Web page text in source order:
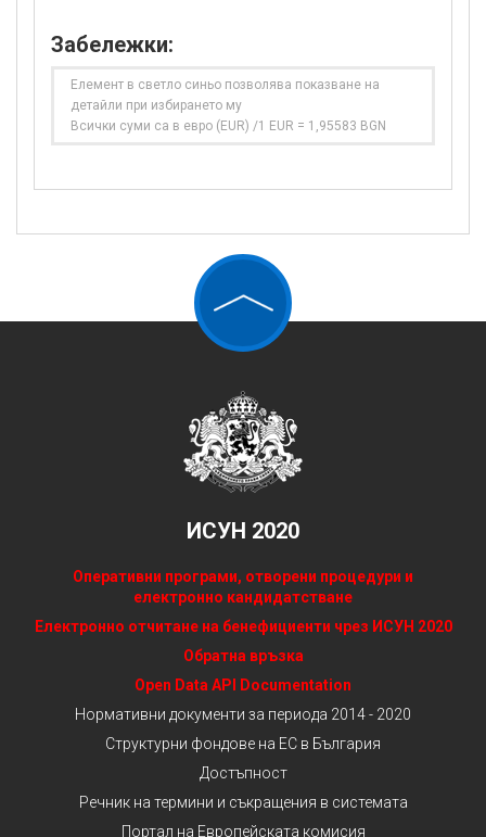
Забележки:
Елемент в светло синьо позволява показване на
детайли при избирането му
Всички суми са в евро (EUR) /1 EUR = 1,95583 BGN
ИСУН 2020
Оперативни програми, отворени процедури и
електронно кандидатстване
Електронно отчитане на бенефициенти чрез ИСУН 2020
Обратна връзка
Open Data API Documentation
Нормативни документи за периода 2014 - 2020
Структурни фондове на ЕС в България
Достъпност
Речник на термини и съкращения в системата
Портал на Европейската комисия